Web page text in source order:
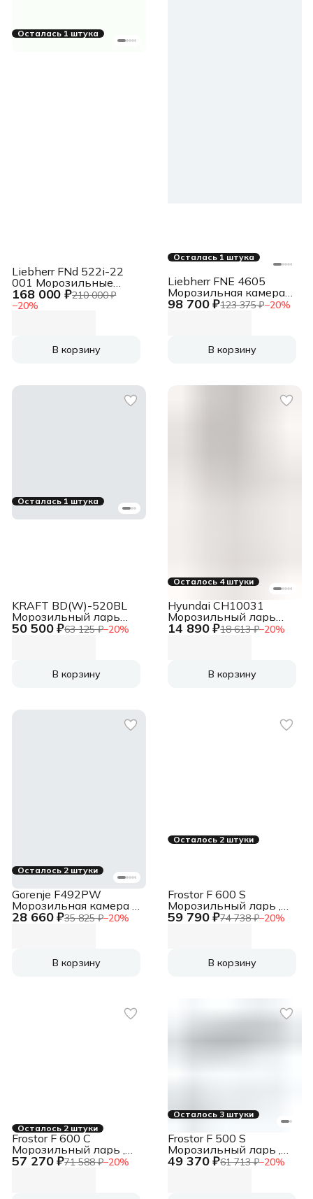
Осталась 1 штука
168 000 ₽210 000 ₽
−20%
Liebherr FNd 522i-22
001 Морозильные
камеры Plus , белый,
320л
В корзину
Осталась 1 штука
98 700 ₽123 375 ₽−20%
Liebherr FNE 4605
Морозильная камера
FNe 4605, белый, 193л,
В корзину
Осталась 1 штука
50 500 ₽63 125 ₽−20%
KRAFT BD(W)-520BL
Морозильный ларь
белый, 500л
В корзину
Осталось 4 штуки
14 890 ₽18 613 ₽−20%
Hyundai CH10031
Морозильный ларь
белый 70Вт
В корзину
Осталось 2 штуки
28 660 ₽35 825 ₽−20%
Gorenje F492PW
Морозильная камера ,
белый, 91л, 3 ящика
В корзину
Осталось 2 штуки
59 790 ₽74 738 ₽−20%
Frostor F 600 S
Морозильный ларь ,
белый, 520л
В корзину
Осталось 2 штуки
57 270 ₽71 588 ₽−20%
Frostor F 600 C
Морозильный ларь ,
белый, 520л, 2 ящика
Осталось 3 штуки
49 370 ₽61 713 ₽−20%
Frostor F 500 S
Морозильный ларь ,
белый, 450 л